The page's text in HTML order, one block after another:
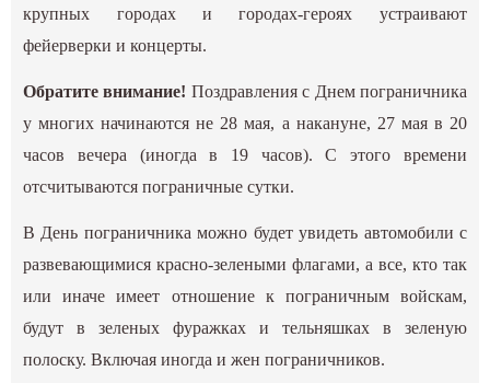
крупных городах и городах-героях устраивают
фейерверки и концерты.
Обратите внимание! Поздравления с Днем пограничника
у многих начинаются не 28 мая, а накануне, 27 мая в 20
часов вечера (иногда в 19 часов). С этого времени
отсчитываются пограничные сутки.
В День пограничника можно будет увидеть автомобили с
развевающимися красно-зелеными флагами, а все, кто так
или иначе имеет отношение к пограничным войскам,
будут в зеленых фуражках и тельняшках в зеленую
полоску. Включая иногда и жен пограничников.